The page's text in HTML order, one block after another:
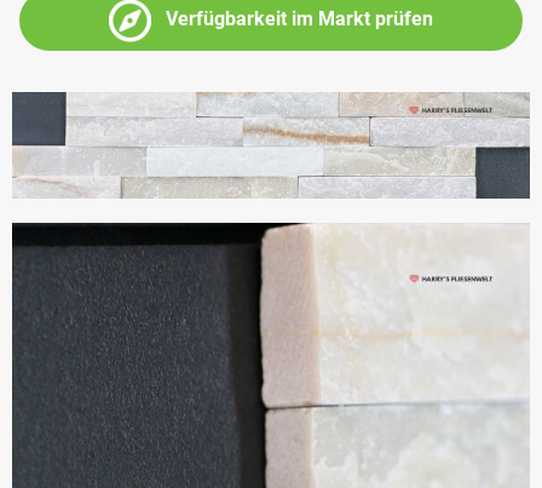
Verfügbarkeit im Markt prüfen